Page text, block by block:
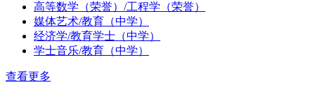
高等数学（荣誉）/工程学（荣誉）
媒体艺术/教育（中学）
经济学/教育学士（中学）
学士音乐/教育（中学）
查看更多